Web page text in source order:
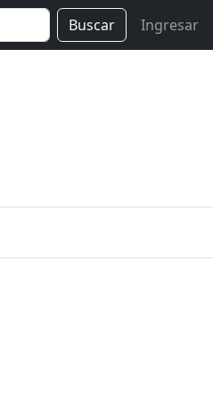
Buscar Ingresar